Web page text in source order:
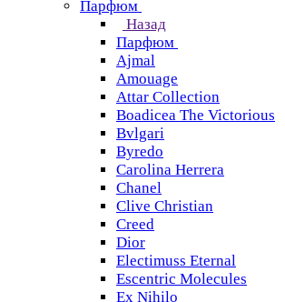
Парфюм
Назад
Парфюм
Ajmal
Amouage
Attar Collection
Boadicea The Victorious
Bvlgari
Byredo
Carolina Herrera
Chanel
Clive Christian
Creed
Dior
Electimuss Eternal
Escentric Molecules
Ex Nihilo